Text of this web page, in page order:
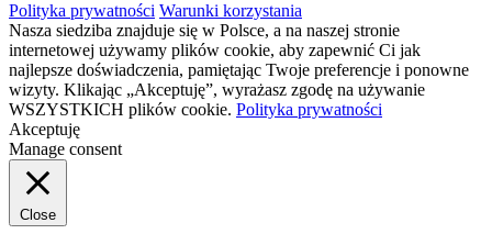
Polityka prywatności Warunki korzystania
Nasza siedziba znajduje się w Polsce, a na naszej stronie
internetowej używamy plików cookie, aby zapewnić Ci jak
najlepsze doświadczenia, pamiętając Twoje preferencje i ponowne
wizyty. Klikając „Akceptuję”, wyrażasz zgodę na używanie
WSZYSTKICH plików cookie. Polityka prywatności
Akceptuję
Manage consent
Close